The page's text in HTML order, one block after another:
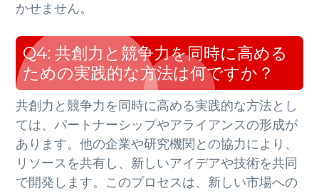
かせません。
Q4: 共創力と競争力を同時に高める
ための実践的な方法は何ですか？
共創力と競争力を同時に高める実践的な方法とし
ては、パートナーシップやアライアンスの形成が
あります。他の企業や研究機関との協力により、
リソースを共有し、新しいアイデアや技術を共同
で開発します。このプロセスは、新しい市場への